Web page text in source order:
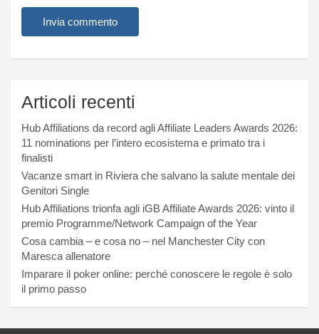
Articoli recenti
Hub Affiliations da record agli Affiliate Leaders Awards 2026:
11 nominations per l’intero ecosistema e primato tra i
finalisti
Vacanze smart in Riviera che salvano la salute mentale dei
Genitori Single
Hub Affiliations trionfa agli iGB Affiliate Awards 2026: vinto il
premio Programme/Network Campaign of the Year
Cosa cambia – e cosa no – nel Manchester City con
Maresca allenatore
Imparare il poker online: perché conoscere le regole è solo
il primo passo